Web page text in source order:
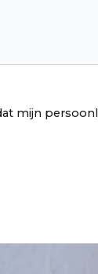
mijn